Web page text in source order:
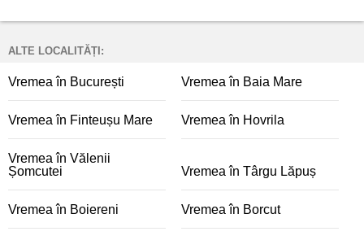
ALTE LOCALITĂȚI:
Vremea în București Vremea în Baia Mare
Vremea în Finteușu Mare Vremea în Hovrila
Vremea în Vălenii
Șomcutei
Vremea în Târgu Lăpuș
Vremea în Boiereni Vremea în Borcut